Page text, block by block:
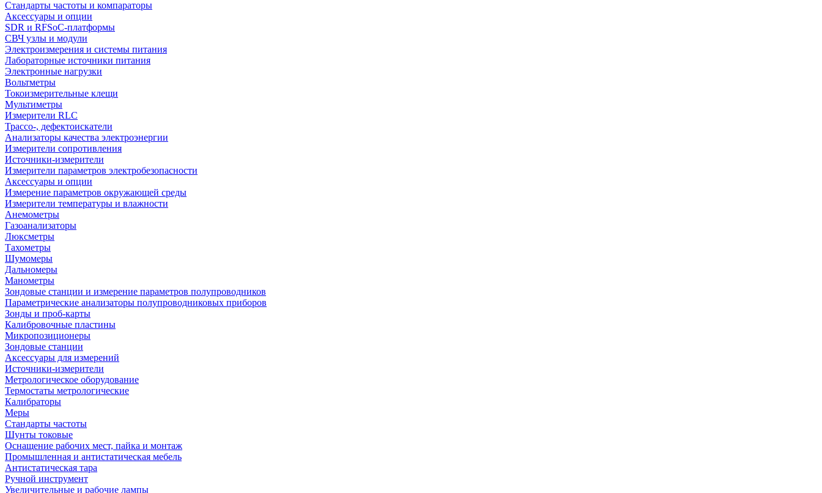
Стандарты частоты и компараторы
Аксессуары и опции
SDR и RFSoC‑платформы
СВЧ узлы и модули
Электроизмерения и системы питания
Лабораторные источники питания
Электронные нагрузки
Вольтметры
Токоизмерительные клещи
Мультиметры
Измерители RLC
Трассо-, дефектоискатели
Анализаторы качества электроэнергии
Измерители сопротивления
Источники-измерители
Измерители параметров электробезопасности
Аксессуары и опции
Измерение параметров окружающей среды
Измерители температуры и влажности
Анемометры
Газоанализаторы
Люксметры
Тахометры
Шумомеры
Дальномеры
Манометры
Зондовые станции и измерение параметров полупроводников
Параметрические анализаторы полупроводниковых приборов
Зонды и проб-карты
Калибровочные пластины
Микропозиционеры
Зондовые станции
Аксессуары для измерений
Источники-измерители
Метрологическое оборудование
Термостаты метрологические
Калибраторы
Меры
Стандарты частоты
Шунты токовые
Оснащение рабочих мест, пайка и монтаж
Промышленная и антистатическая мебель
Антистатическая тара
Ручной инструмент
Увеличительные и рабочие лампы